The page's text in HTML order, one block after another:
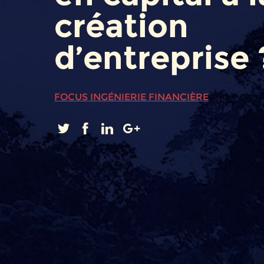
création
d’entreprise
FOCUS INGÉNIERIE FINANCIÈRE